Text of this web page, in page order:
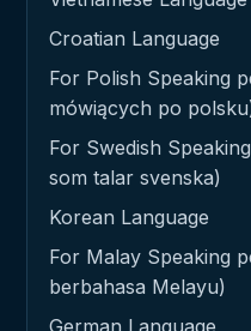
Croatian Language
For Polish Speaking
mówiących po
For Swedish
som talar svenska)
Korean Language
For Malay Speaking
berbahasa Melayu)
German Language